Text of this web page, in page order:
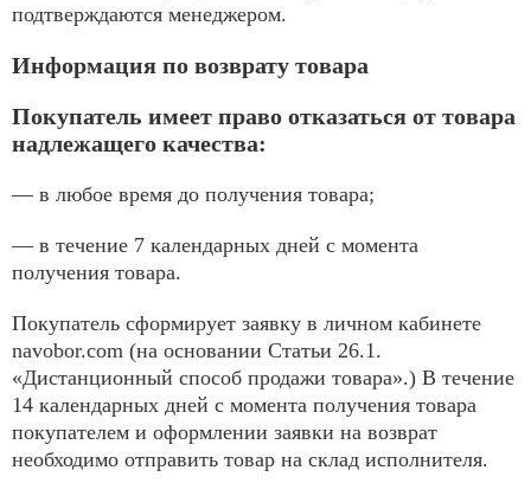
подтверждаются менеджером.
Информация по возврату товара
Покупатель имеет право отказаться от товара
надлежащего качества:
— в любое время до получения товара;
— в течение 7 календарных дней с момента
получения товара.
Покупатель сформирует заявку в личном кабинете
navobor.com (на основании Статьи 26.1.
«Дистанционный способ продажи товара».) В течение
14 календарных дней с момента получения товара
покупателем и оформлении заявки на возврат
необходимо отправить товар на склад исполнителя.